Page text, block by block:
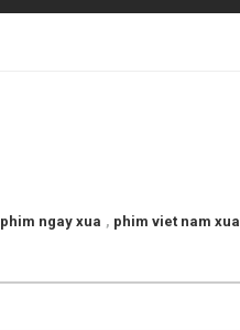
phim ngay xua , phim viet nam xua